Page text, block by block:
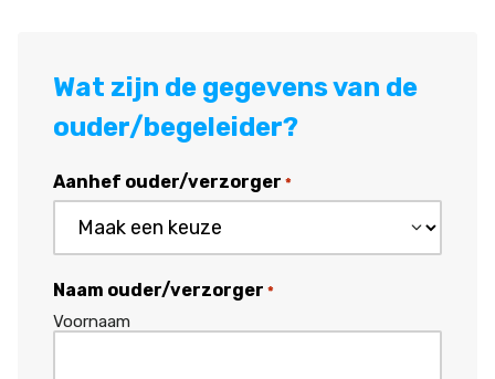
Wat zijn de gegevens van de
ouder/begeleider?
Aanhef ouder/verzorger *
Naam ouder/verzorger *
Voornaam